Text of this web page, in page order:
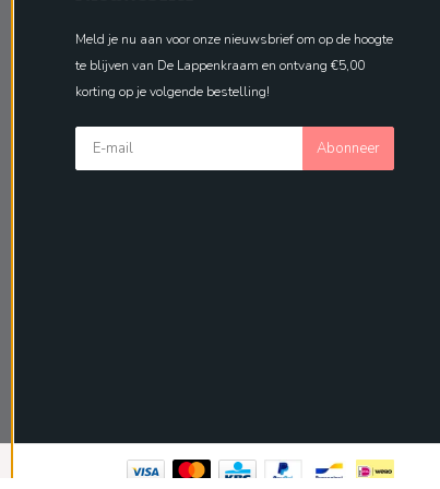
Meld je nu aan voor onze nieuwsbrief om op de hoogte
te blijven van De Lappenkraam en ontvang €5,00
korting op je volgende bestelling!
Abonneer